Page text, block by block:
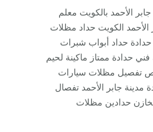
الأحمد بالكويت معلم
الكويت حداد مظلات
حداد أبواب شبرات
حدادة ممتاز ماكينة لحيم
تفصيل مظلات سيارات
جابر الأحمد تفصال
حدادين مظلات